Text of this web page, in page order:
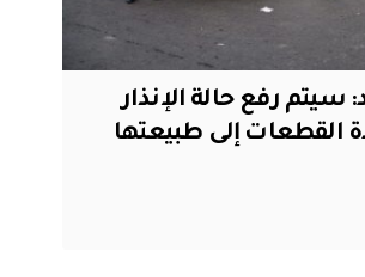
رفع حالة الإنذار
القطعات إلى طبيعتها